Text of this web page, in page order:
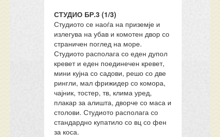
СТУДИО БР.3 (1/3)
Студиото се наоѓа на приземје и
излегува на убав и комотен двор со
страничен поглед на море.
Студиото располага со еден дупол
кревет и еден поединечен кревет,
мини кујна со садови, решо со две
рингли, мал фрижидер со комора,
чајник, тостер, тв, клима уред,
плакар за алишта, дворче со маса и
столови. Студиото располага со
стандардно купатило со вц со фен
за коса.